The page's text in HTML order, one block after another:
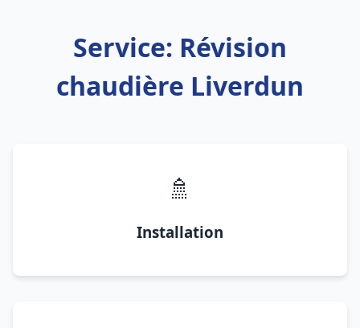
Service: Révision
chaudière Liverdun
🚿
Installation